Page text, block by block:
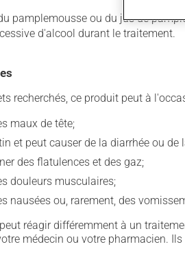
pamplemousse ou du jus de
d'alcool durant le traitement.
recherchés, ce produit peut à
maux de tête;
et peut causer de la diarrhée ou
des flatulences et des gaz;
douleurs musculaires;
nausées ou, rarement, des
réagir différemment à un
médecin ou votre pharmacien.